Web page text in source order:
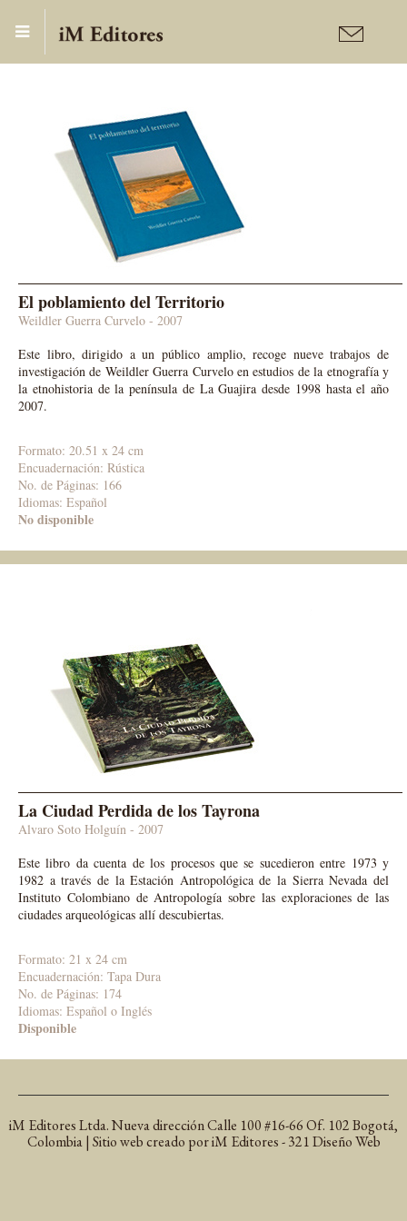
El poblamiento delTerritorio
Weildler Guerra Curvelo - 2007
Este libro, dirigido a un público amplio, recoge nueve trabajos de
investigación de Weildler Guerra Curvelo en estudios de la etnografía y
la etnohistoria de la península de La Guajira desde 1998 hasta el año
2007.
Formato: 20.51 x 24 cm
Encuadernación: Rústica
No. de Páginas: 166
Idiomas: Español
No disponible
La CiudadPerdida delos Tayrona
Alvaro Soto Holguín - 2007
Este libro da cuenta de los procesos que se sucedieron entre 1973 y
1982 a través de la Estación Antropológica de la Sierra Nevada del
Instituto Colombiano de Antropología sobre las exploraciones de las
ciudades arqueológicas allí descubiertas.
Formato: 21 x 24 cm
Encuadernación: Tapa Dura
No. de Páginas: 174
Idiomas: Español o Inglés
Disponible
iM Editores Ltda. Nueva dirección Calle 100 #16-66 Of. 102 Bogotá,
Colombia | Sitio web creado por iM Editores - 321 Diseño Web